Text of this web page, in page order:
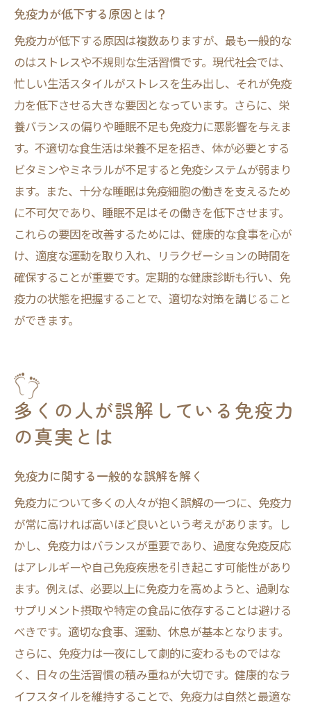
免疫力が低下する原因とは？
免疫力が低下する原因は複数ありますが、最も一般的な
のはストレスや不規則な生活習慣です。現代社会では、
忙しい生活スタイルがストレスを生み出し、それが免疫
力を低下させる大きな要因となっています。さらに、栄
養バランスの偏りや睡眠不足も免疫力に悪影響を与えま
す。不適切な食生活は栄養不足を招き、体が必要とする
ビタミンやミネラルが不足すると免疫システムが弱まり
ます。また、十分な睡眠は免疫細胞の働きを支えるため
に不可欠であり、睡眠不足はその働きを低下させます。
これらの要因を改善するためには、健康的な食事を心が
け、適度な運動を取り入れ、リラクゼーションの時間を
確保することが重要です。定期的な健康診断も行い、免
疫力の状態を把握することで、適切な対策を講じること
ができます。
多くの人が誤解している免疫力
の真実とは
免疫力に関する一般的な誤解を解く
免疫力について多くの人々が抱く誤解の一つに、免疫力
が常に高ければ高いほど良いという考えがあります。し
かし、免疫力はバランスが重要であり、過度な免疫反応
はアレルギーや自己免疫疾患を引き起こす可能性があり
ます。例えば、必要以上に免疫力を高めようと、過剰な
サプリメント摂取や特定の食品に依存することは避ける
べきです。適切な食事、運動、休息が基本となります。
さらに、免疫力は一夜にして劇的に変わるものではな
く、日々の生活習慣の積み重ねが大切です。健康的なラ
イフスタイルを維持することで、免疫力は自然と最適な